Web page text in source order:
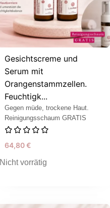
Gesichtscreme und
Serum mit
Orangenstammzellen.
Feuchtigk...
Gegen müde, trockene Haut.
Reinigungsschaum GRATIS
64,80€
Nicht vorrätig